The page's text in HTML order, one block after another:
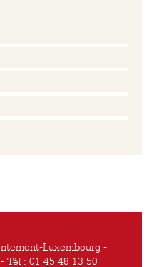
Luxembourg -
Tél : 01 45 48 13 50